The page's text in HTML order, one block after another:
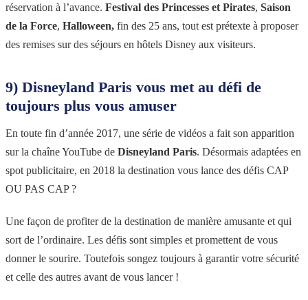
réservation à l’avance. Festival des Princesses et Pirates, Saison
de la Force, Halloween, fin des 25 ans, tout est prétexte à proposer
des remises sur des séjours en hôtels Disney aux visiteurs.
9) Disneyland Paris vous met au défi de
toujours plus vous amuser
En toute fin d’année 2017, une série de vidéos a fait son apparition
sur la chaîne YouTube de Disneyland Paris. Désormais adaptées en
spot publicitaire, en 2018 la destination vous lance des défis CAP
OU PAS CAP ?
Une façon de profiter de la destination de manière amusante et qui
sort de l’ordinaire. Les défis sont simples et promettent de vous
donner le sourire. Toutefois songez toujours à garantir votre sécurité
et celle des autres avant de vous lancer !